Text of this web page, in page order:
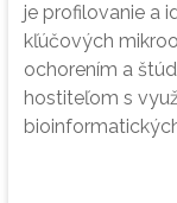
je profilovanie a
kľúčových
ochorením a
hostiteľom s